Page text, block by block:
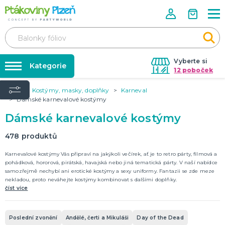
Vyberte si
12 poboček
Půjčovna kostýmů
Prodejny
Rozvoz
Párty Blog
O nás
Kontakt
Kategorie
KOSTÝMY, MASKY, DOPLŇKY
Karneval
KARNEVALOVÉ KOSTÝMY
PÁRTY VÝZDOBA
Narozeninové oslavy
Balónky latexové
Úvod Kostýmy, masky, doplňky
Karneval
Dámské karnevalové kostýmy
Dámské karnevalové kostýmy
478 produktů
Karnevalové kostýmy Vás připraví na jakýkoli večírek, ať je to retro párty, filmová a
pohádková, hororová, pirátská, havajská nebo jiná tematická párty. V naší nabídce
samozřejmě nechybí ani erotické kostýmy a sexy uniformy. Fantazii se zde meze
nekladou, proto neváhejte kostýmy kombinovat s dalšími doplňky.
číst více
Poslední zvonění Andělé, čerti a Mikuláši Day of the Dead